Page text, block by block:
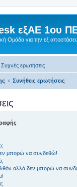
εξΑΕ 1ου
Ομάδα για την εξ
Συχνές ερωτήσεις
Συνήθεις ερωτήσεις
μπορώ να συνδεθώ!
αλλά δεν μπορώ να